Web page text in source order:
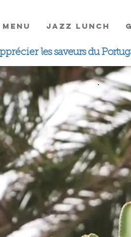
MENU JAZZ LUNCH
les saveurs du